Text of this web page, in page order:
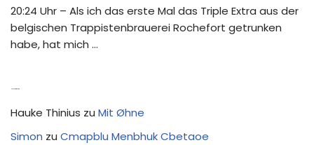
20:24 Uhr – Als ich das erste Mal das Triple Extra aus der
belgischen Trappistenbrauerei Rochefort getrunken
habe, hat mich …
Hauke Thinius zu Mit Øhne
Simon zu Cmapblu Menbhuk Cbetaoe